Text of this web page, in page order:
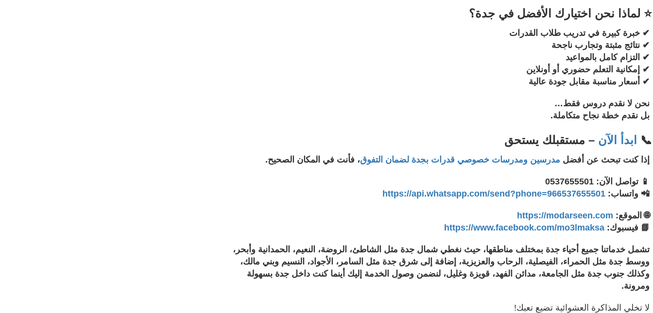
⭐ لماذا نحن اختيارك الأفضل في جدة؟
✔ خبرة كبيرة في تدريب طلاب القدرات
✔ نتائج مثبتة وتجارب ناجحة
✔ التزام كامل بالمواعيد
✔ إمكانية التعلم حضوري أو أونلاين
✔ أسعار مناسبة مقابل جودة عالية
نحن لا نقدم دروس فقط…
بل نقدم خطة نجاح متكاملة.
📞 ابدأ الآن – مستقبلك يستحق
إذا كنت تبحث عن أفضل مدرسين ومدرسات خصوصي قدرات بجدة لضمان التفوق، فأنت في المكان الصحيح.
📱 تواصل الآن: 0537655501
📲 واتساب:
🌐 الموقع:
📘 فيسبوك:
تشمل خدماتنا جميع أحياء جدة بمختلف مناطقها، حيث نغطي شمال جدة مثل الشاطئ، الروضة، النعيم، الحمدانية وأبحر،
ووسط جدة مثل الحمراء، الفيصلية، الرحاب والعزيزية، إضافة إلى شرق جدة مثل السامر، الأجواد، النسيم وبني مالك،
وكذلك جنوب جدة مثل الجامعة، مدائن الفهد، قويزة وغليل، لنضمن وصول الخدمة إليك أينما كنت داخل جدة بسهولة
ومرونة.
لا تخلي المذاكرة العشوائية تضيع تعبك!